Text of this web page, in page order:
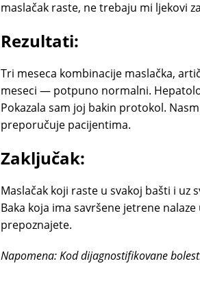
maslačak raste, ne trebaju mi ljekovi
Rezultati:
Tri meseca kombinacije maslačka,
meseci — potpuno normalni.
Pokazala sam joj bakin protokol.
preporučuje pacijentima.
Zaključak:
Maslačak koji raste u svakoj bašti i
Baka koja ima savršene jetrene
prepoznajete.
Napomena: Kod dijagnostifikovane